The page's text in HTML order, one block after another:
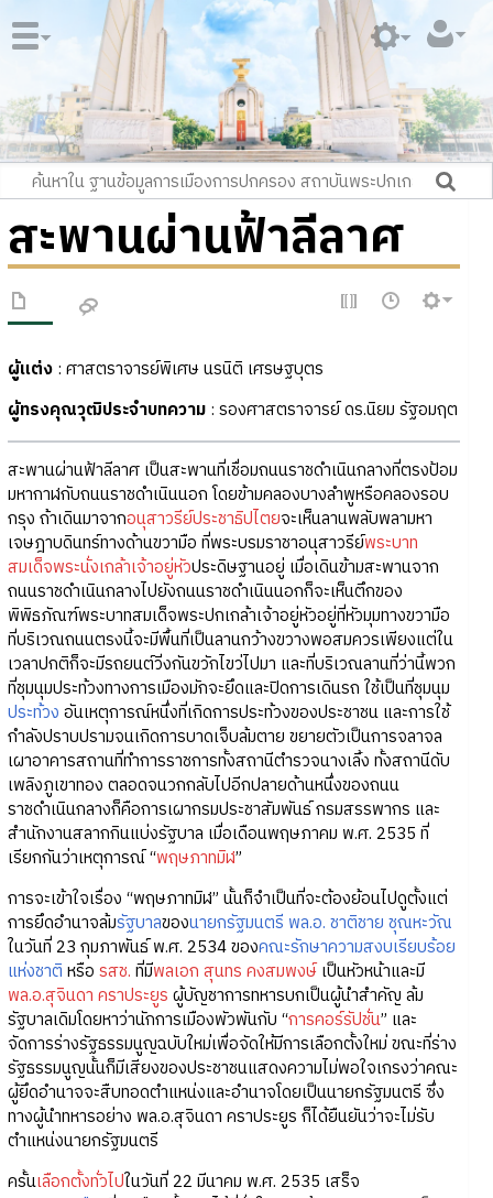
สะพานผ่านฟ้าลีลาศ
ผู้แต่ง: ศาสตราจารย์พิเศษ นรนิติ เศรษฐบุตร
ผู้ทรงคุณวุฒิประจำบทความ: รองศาสตราจารย์ ดร.นิยม รัฐอมฤต
สะพานผ่านฟ้าลีลาศ เป็นสะพานที่เชื่อมถนนราชดำเนินกลางที่ตรงป้อม
มหากาฬกับถนนราชดำเนินนอก โดยข้ามคลองบางลำพูหรือคลองรอบ
กรุง ถ้าเดินมาจากอนุสาวรีย์ประชาธิปไตยจะเห็นลานพลับพลามหา
เจษฎาบดินทร์ทางด้านขวามือ ที่พระบรมราชาอนุสาวรีย์พระบาท
สมเด็จพระนั่งเกล้าเจ้าอยู่หัวประดิษฐานอยู่ เมื่อเดินข้ามสะพานจาก
ถนนราชดำเนินกลางไปยังถนนราชดำเนินนอกก็จะเห็นตึกของ
พิพิธภัณฑ์พระบาทสมเด็จพระปกเกล้าเจ้าอยู่หัวอยู่ที่หัวมุมทางขวามือ
ที่บริเวณถนนตรงนี้จะมีพื้นที่เป็นลานกว้างขวางพอสมควรเพียงแต่ใน
เวลาปกติก็จะมีรถยนต์วิ่งกันขวักไขว่ไปมา และที่บริเวณลานที่ว่านี้พวก
ที่ชุมนุมประท้วงทางการเมืองมักจะยึดและปิดการเดินรถ ใช้เป็นที่ชุมนุม
ประท้วง อันเหตุการณ์หนึ่งที่เกิดการประท้วงของประชาชน และการใช้
กำลังปราบปรามจนเกิดการบาดเจ็บล้มตาย ขยายตัวเป็นการจลาจล
เผาอาคารสถานที่ทำการราชการทั้งสถานีตำรวจนางเลิ้ง ทั้งสถานีดับ
เพลิงภูเขาทอง ตลอดจนวกกลับไปอีกปลายด้านหนึ่งของถนน
ราชดำเนินกลางก็คือการเผากรมประชาสัมพันธ์ กรมสรรพากร และ
สำนักงานสลากกินแบ่งรัฐบาล เมื่อเดือนพฤษภาคม พ.ศ. 2535 ที่
เรียกกันว่าเหตุการณ์ “พฤษภาทมิฬ”
การจะเข้าใจเรื่อง “พฤษภาทมิฬ” นั้นก็จำเป็นที่จะต้องย้อนไปดูตั้งแต่
การยึดอำนาจล้มรัฐบาลของนายกรัฐมนตรี พล.อ. ชาติชาย ชุณหะวัณ
ในวันที่ 23 กุมภาพันธ์ พ.ศ. 2534 ของคณะรักษาความสงบเรียบร้อย
แห่งชาติ หรือ รสช. ที่มีพลเอก สุนทร คงสมพงษ์เป็นหัวหน้าและมี
พล.อ.สุจินดา คราประยูร ผู้บัญชาการทหารบกเป็นผู้นำสำคัญ ล้ม
รัฐบาลเดิมโดยหาว่านักการเมืองพัวพันกับ “การคอร์รัปชั่น” และ
จัดการร่างรัฐธรรมนูญฉบับใหม่เพื่อจัดให้มีการเลือกตั้งใหม่ ขณะที่ร่าง
รัฐธรรมนูญนั้นก็มีเสียงของประชาชนแสดงความไม่พอใจเกรงว่าคณะ
ผู้ยึดอำนาจจะสืบทอดตำแหน่งและอำนาจโดยเป็นนายกรัฐมนตรี ซึ่ง
ทางผู้นำทหารอย่าง พล.อ.สุจินดา คราประยูร ก็ได้ยืนยันว่าจะไม่รับ
ตำแหน่งนายกรัฐมนตรี
ครั้นเลือกตั้งทั่วไปในวันที่ 22 มีนาคม พ.ศ. 2535 เสร็จ